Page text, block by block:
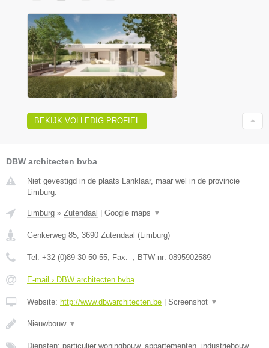
BEKIJK VOLLEDIG PROFIEL
DBW architecten bvba
Niet gevestigd in de plaats Lanklaar, maar wel in de provincie
Limburg.
Limburg » Zutendaal Google maps ▼
Genkerweg 85 3690 Zutendaal ( Limburg)
Tel: +32 (0)89 30 50 55 , Fax: - , BTW-nr: 0895902589
E-mail › DBW architecten bvba
Website: http://www.dbwarchitecten.be Screenshot ▼
Nieuwbouw ▼
Diensten: particulier woningbouw, appartementen, industriebouw